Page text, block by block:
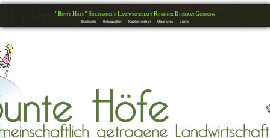
"Bunte Höfe" Solidarische Landwirtschaft Rostock Doberan Güstrow
Startseite Bekegarten Kastanienhof Über uns Links